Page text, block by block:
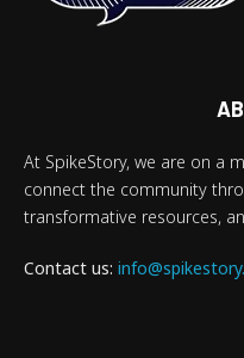
At SpikeStory, we are on a
connect the community
transformative resources,
Contact us: